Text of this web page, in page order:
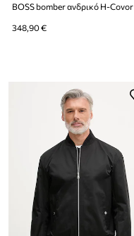
BOSS bomber ανδρικό H-Covor
348,90 €